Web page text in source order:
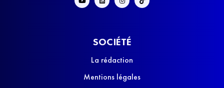
SOCIÉTÉ
La rédaction
Mentions légales